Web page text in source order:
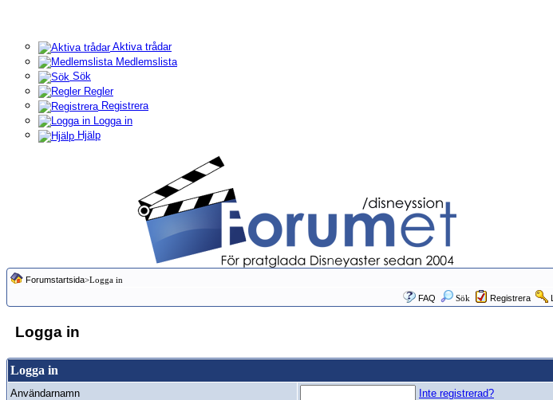
Aktiva trådar
Medlemslista
Sök
Regler
Registrera
Logga in
Hjälp
Forumstartsida>Logga in
FAQ
Sök Registrera
Logga in
Logga in
Användarnamn
Inte registrerad?